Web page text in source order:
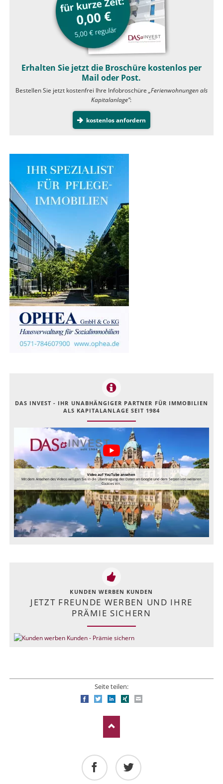
Erhalten Sie jetzt die Broschüre kostenlos per
Mail oder Post.
Bestellen Sie jetzt kostenfrei Ihre Infobroschüre „Ferienwohnungen als
Kapitalanlage”:
kostenlos anfordern
DAS INVEST - IHR UNABHÄNGIGER PARTNER FÜR IMMOBILIEN
ALS KAPITALANLAGE SEIT 1984
Video auf YouTube ansehen
Mit dem Ansehen des Videos willigen Sie in die Übertragung der Daten an Google und dem Setzen von weiteren
Cookies ein.
KUNDEN WERBEN KUNDEN
JETZT FREUNDE WERBEN UND IHRE
PRÄMIE SICHERN
Seite teilen:
FacebookTwitterLinkedIn
Xing